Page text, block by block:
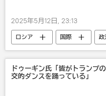
2025年5月12日, 23:13
ロシア 国際
政
ドミトリー・ペスコフ
ウラジーミル・プーチン
欧州
CIS
ドゥーギン氏「皆がトランプ
交的ダンスを踊っている」